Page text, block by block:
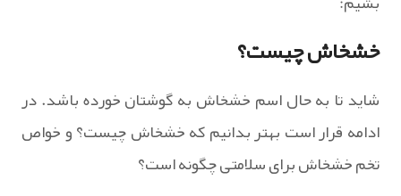
خشخاش چیست؟
شاید تا به حال اسم خشخاش به گوشتان خورده باشد. در
ادامه قرار است بهتر بدانیم که خشخاش چیست؟ و خواص
تخم خشخاش برای سلامتی چگونه است؟